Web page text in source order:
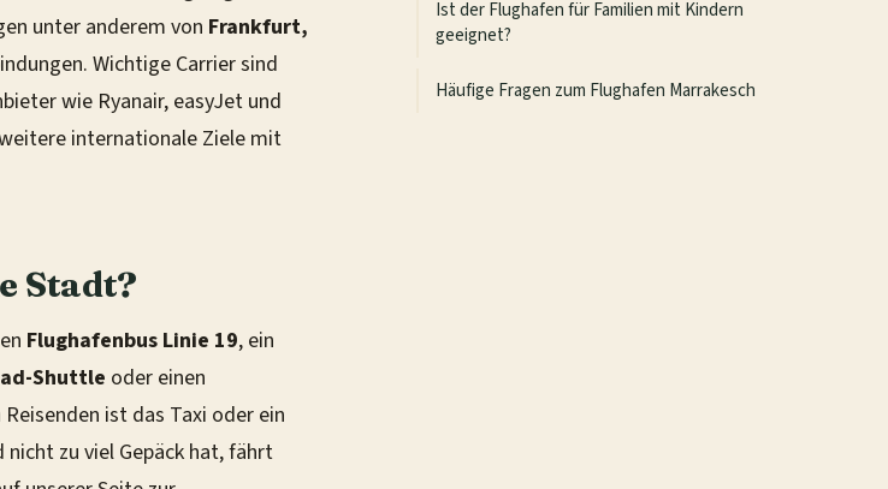
unter anderem von Frankfurt,
Wichtige Carrier sind
wie Ryanair, easyJet und
internationale Ziele mit
Stadt?
Flughafenbus Linie 19, ein
Shuttle oder einen
ist das Taxi oder ein
zu viel Gepäck hat, fährt
Ist der Flughafen für Familien mit Kindern
geeignet?
Häufige Fragen zum Flughafen Marrakesch